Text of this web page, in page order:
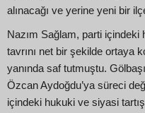
alınacağı ve yerine yeni bir
Nazım Sağlam, parti
tavrını net bir şekilde ortaya
yanında saf tutmuştu.
Özcan Aydoğdu’ya süreci
içindeki hukuki ve siyasi